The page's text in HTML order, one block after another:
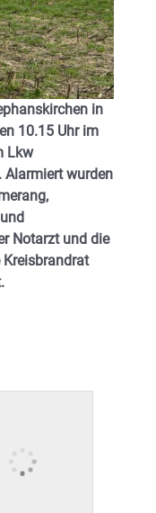
in
10.15 Uhr im
Lkw
Alarmiert wurden
Notarzt und die